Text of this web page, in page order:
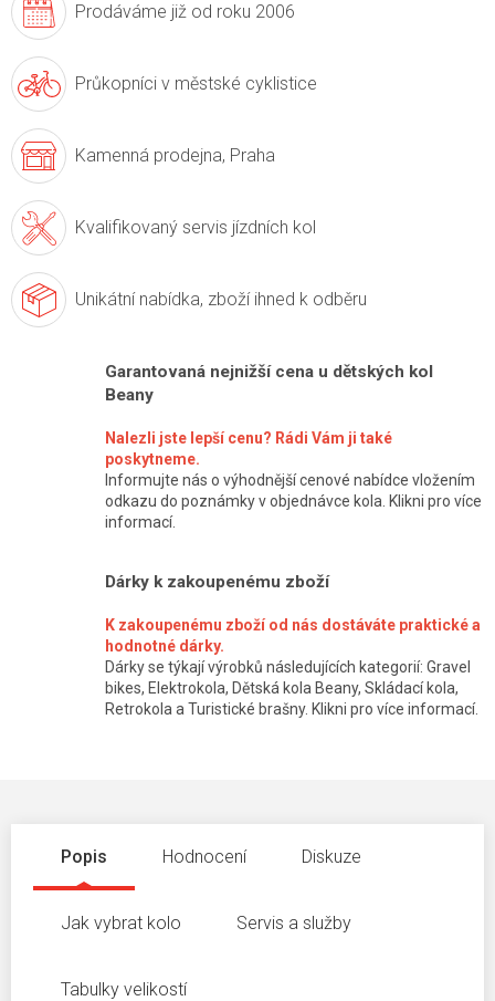
Prodáváme již od roku 2006
Průkopníci v městské cyklistice
Kamenná prodejna, Praha
Kvalifikovaný servis jízdních kol
Unikátní nabídka, zboží ihned k odběru
Garantovaná nejnižší cena u dětských kol
Beany
Nalezli jste lepší cenu? Rádi Vám ji také
poskytneme.
Informujte nás o výhodnější cenové nabídce vložením
odkazu do poznámky v objednávce kola. Klikni pro více
informací.
Dárky k zakoupenému zboží
K zakoupenému zboží od nás dostáváte praktické a
hodnotné dárky.
Dárky se týkají výrobků následujících kategorií: Gravel
bikes, Elektrokola, Dětská kola Beany, Skládací kola,
Retrokola a Turistické brašny. Klikni pro více informací.
Popis Hodnocení Diskuze
Jak vybrat kolo Servis a služby
Tabulky velikostí